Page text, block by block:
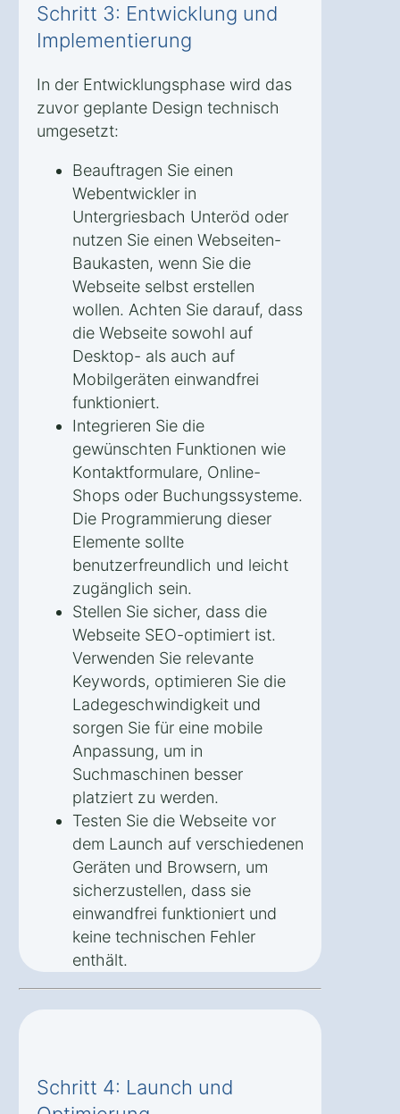
Schritt 3: Entwicklung und
Implementierung
In der Entwicklungsphase wird das
zuvor geplante Design technisch
umgesetzt:
Beauftragen Sie einen
Webentwickler in
Untergriesbach Unteröd oder
nutzen Sie einen Webseiten-
Baukasten, wenn Sie die
Webseite selbst erstellen
wollen. Achten Sie darauf, dass
die Webseite sowohl auf
Desktop- als auch auf
Mobilgeräten einwandfrei
funktioniert.
Integrieren Sie die
gewünschten Funktionen wie
Kontaktformulare, Online-
Shops oder Buchungssysteme.
Die Programmierung dieser
Elemente sollte
benutzerfreundlich und leicht
zugänglich sein.
Stellen Sie sicher, dass die
Webseite SEO-optimiert ist.
Verwenden Sie relevante
Keywords, optimieren Sie die
Ladegeschwindigkeit und
sorgen Sie für eine mobile
Anpassung, um in
Suchmaschinen besser
platziert zu werden.
Testen Sie die Webseite vor
dem Launch auf verschiedenen
Geräten und Browsern, um
sicherzustellen, dass sie
einwandfrei funktioniert und
keine technischen Fehler
enthält.
Schritt 4: Launch und